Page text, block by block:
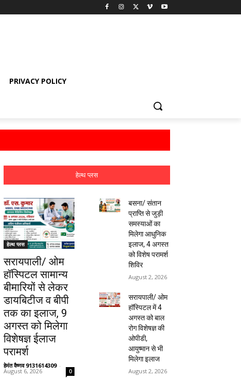
PRIVACY POLICY
हेल्थ प्लस
हेल्थ प्लस
सरायपाली/ ओम
हॉस्पिटल सामान्य
बीमारियों से लेकर
डायबिटीज व बीपी
तक का इलाज, 9
अगस्त को मिलेगा
विशेषज्ञ ईलाज
परामर्श
हेमंत वैष्णव 9131614309 -
August 6, 2026 0
बसना/ संतान
प्राप्ति से जुड़ी
समस्याओं का
मिलेगा आधुनिक
इलाज, 4 अगस्त
को विशेष परामर्श
शिविर
August 2, 2026
सरायपाली/ ओम
हॉस्पिटल में 4
अगस्त को बाल
रोग विशेषज्ञ की
ओपीडी,
आयुष्मान से भी
मिलेगा इलाज
August 2, 2026